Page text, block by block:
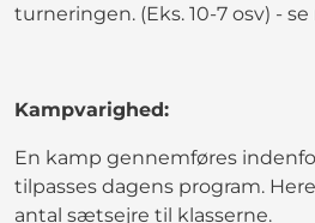
turneringen. (Eks. 10-7 osv) - se
Kampvarighed:
En kamp gennemføres
tilpasses dagens program.
antal sætsejre til klasserne.